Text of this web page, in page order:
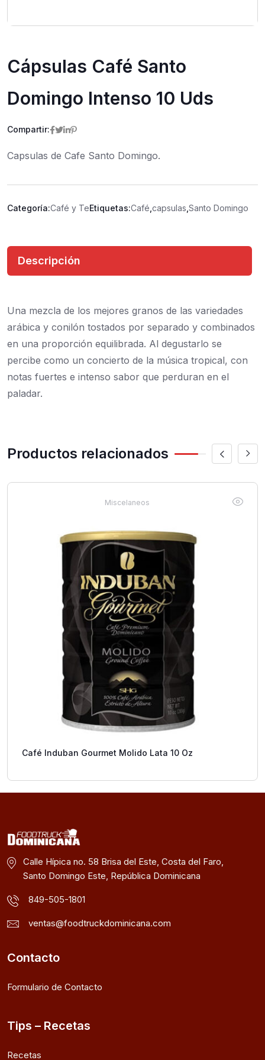
Cápsulas Café Santo
Domingo Intenso 10 Uds
Compartir:
Capsulas de Cafe Santo Domingo.
Categoría:Café y TeEtiquetas:Café capsulas Santo Domingo
Descripción
Una mezcla de los mejores granos de las variedades
arábica y conilón tostados por separado y combinados
en una proporción equilibrada. Al degustarlo se
percibe como un concierto de la música tropical, con
notas fuertes e intenso sabor que perduran en el
paladar.
Productos relacionados
Miscelaneos
Café Induban Gourmet Molido Lata 10 Oz
Calle Hípica no. 58 Brisa del Este, Costa del Faro,
Santo Domingo Este, República Dominicana
849-505-1801
ventas@foodtruckdominicana.com
Contacto
Formulario de Contacto
Tips – Recetas
Recetas